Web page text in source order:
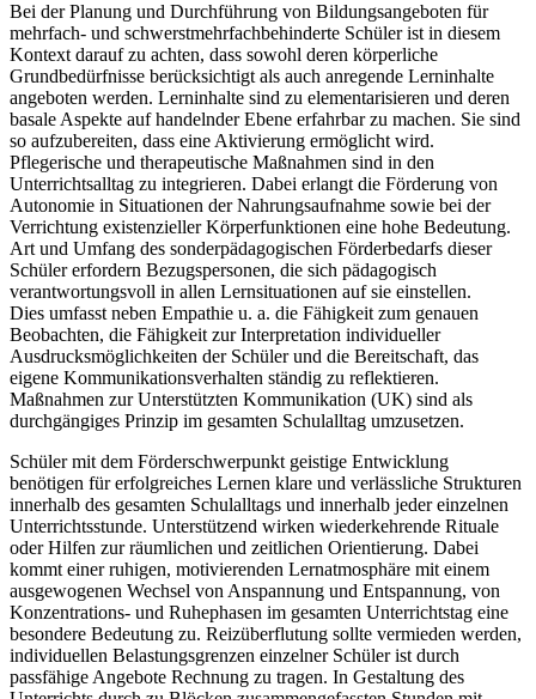
Bei der Planung und Durchführung von Bildungsangeboten für
mehrfach- und schwerstmehrfachbehinderte Schüler ist in diesem
Kontext darauf zu achten, dass sowohl deren körperliche
Grundbedürfnisse berücksichtigt als auch anregende Lerninhalte
angeboten werden. Lerninhalte sind zu elementarisieren und deren
basale Aspekte auf handelnder Ebene erfahrbar zu machen. Sie sind
so aufzubereiten, dass eine Aktivierung ermöglicht wird.
Pflegerische und therapeutische Maßnahmen sind in den
Unterrichtsalltag zu integrieren. Dabei erlangt die Förderung von
Autonomie in Situationen der Nahrungsaufnahme sowie bei der
Verrichtung existenzieller Körperfunktionen eine hohe Bedeutung.
Art und Umfang des sonderpädagogischen Förderbedarfs dieser
Schüler erfordern Bezugspersonen, die sich pädagogisch
verantwortungsvoll in allen Lernsituationen auf sie einstellen.
Dies umfasst neben Empathie u. a. die Fähigkeit zum genauen
Beobachten, die Fähigkeit zur Interpretation individueller
Ausdrucksmöglichkeiten der Schüler und die Bereitschaft, das
eigene Kommunikationsverhalten ständig zu reflektieren.
Maßnahmen zur Unterstützten Kommunikation (UK) sind als
durchgängiges Prinzip im gesamten Schulalltag umzusetzen.
Schüler mit dem Förderschwerpunkt geistige Entwicklung
benötigen für erfolgreiches Lernen klare und verlässliche Strukturen
innerhalb des gesamten Schulalltags und innerhalb jeder einzelnen
Unterrichtsstunde. Unterstützend wirken wiederkehrende Rituale
oder Hilfen zur räumlichen und zeitlichen Orientierung. Dabei
kommt einer ruhigen, motivierenden Lernatmosphäre mit einem
ausgewogenen Wechsel von Anspannung und Entspannung, von
Konzentrations- und Ruhephasen im gesamten Unterrichtstag eine
besondere Bedeutung zu. Reizüberflutung sollte vermieden werden,
individuellen Belastungsgrenzen einzelner Schüler ist durch
passfähige Angebote Rechnung zu tragen. In Gestaltung des